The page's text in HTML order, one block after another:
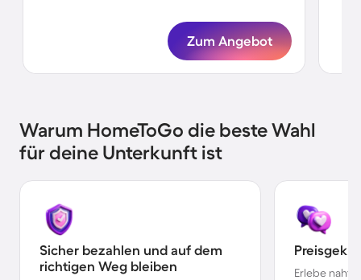
Zum Angebot
Warum HomeToGo die beste Wahl
für deine Unterkunft ist
Sicher bezahlen und auf dem
richtigen Weg bleiben
Erlebe